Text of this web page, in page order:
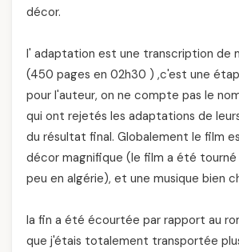
décor.
l' adaptation est une transcription de
(450 pages en 02h30 ) ,c'est une
pour l'auteur, on ne compte pas le
qui ont rejetés les adaptations de
du résultat final. Globalement le film
décor magnifique (le film a été
peu en algérie), et une musique bien
la fin a été écourtée par rapport au
que j'étais totalement transportée